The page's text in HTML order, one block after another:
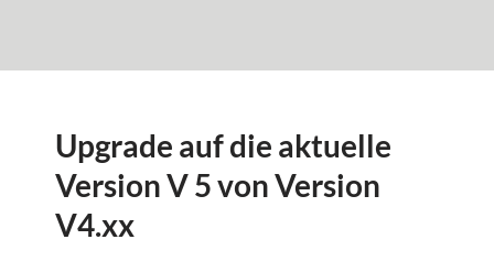
Upgrade auf die aktuelle
Version V 5 von Version
V4.xx